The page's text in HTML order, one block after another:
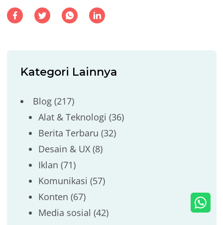
Kategori Lainnya
Blog(217)
Alat & Teknologi (36)
Berita Terbaru (32)
Desain & UX(8)
Iklan (71)
Komunikasi (57)
Konten (67)
Media sosial (42)